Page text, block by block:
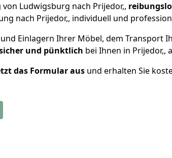
Ludwigsburg nach Prijedor,,
nach Prijedor,, individuell und
Einlagern Ihrer Möbel, dem Transport
und pünktlich bei Ihnen in Prijedor,,
das Formular aus und erhalten Sie